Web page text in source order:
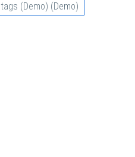
tags (Demo) (Demo)